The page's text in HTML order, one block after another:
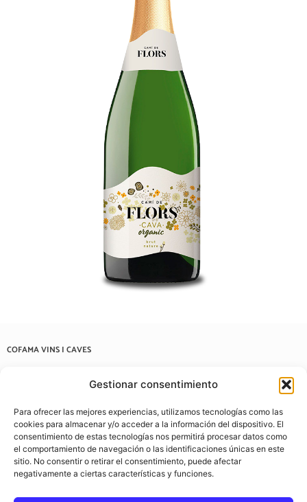
Gestionar consentimiento
Para ofrecer las mejores experiencias, utilizamos tecnologías como las
cookies para almacenar y/o acceder a la información del dispositivo. El
consentimiento de estas tecnologías nos permitirá procesar datos como
el comportamiento de navegación o las identificaciones únicas en este
sitio. No consentir o retirar el consentimiento, puede afectar
negativamente a ciertas características y funciones.
COFAMA VINS I CAVES
info@cofamavins.com